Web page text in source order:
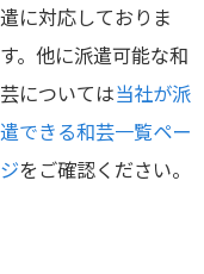
遣に対応しておりま
す。他に派遣可能な和
芸については当社が派
遣できる和芸一覧ペー
ジをご確認ください。